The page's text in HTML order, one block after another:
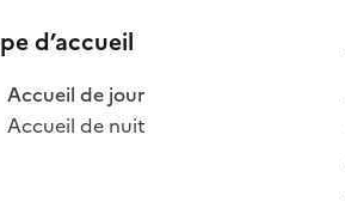
d’accueil
Accueil de jour: disponible
Accueil de nuit: non disponible